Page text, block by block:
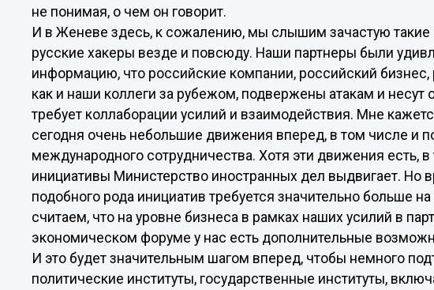
не понимая, о чем он говорит.
И в Женеве здесь, к сожалению, мы слышим зачастую такие
русские хакеры везде и повсюду. Наши партнеры были
информацию, что российские компании, российский
как и наши коллеги за рубежом, подвержены атакам и несут
требует коллаборации усилий и взаимодействия. Мне
сегодня очень небольшие движения вперед, в том числе и
международного сотрудничества. Хотя эти движения есть,
инициативы Министерство иностранных дел выдвигает. Но
подобного рода инициатив требуется значительно больше
считаем, что на уровне бизнеса в рамках наших усилий в
экономическом форуме у нас есть дополнительные
И это будет значительным шагом вперед, чтобы немного
политические институты, государственные институты,